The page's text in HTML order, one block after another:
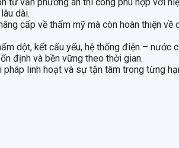
vấn phương án thi công phù hợp với
dài.
cấp về thẩm mỹ mà còn hoàn thiện
dột, kết cấu yếu, hệ thống điện – nước
định và bền vững theo thời gian.
linh hoạt và sự tận tâm trong từng